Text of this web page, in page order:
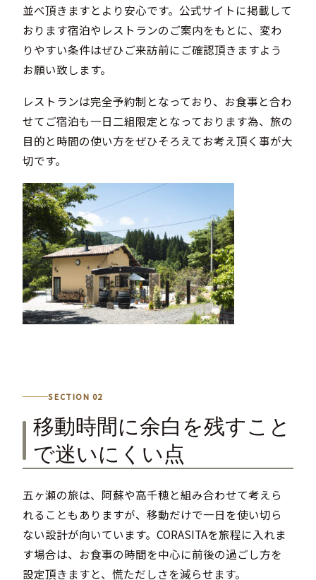
並べ頂きますとより安心です。公式サイトに掲載して
おります宿泊やレストランのご案内をもとに、変わ
りやすい条件はぜひご来訪前にご確認頂きますよう
お願い致します。
レストランは完全予約制となっており、お食事と合わ
せてご宿泊も一日二組限定となっております為、旅の
目的と時間の使い方をぜひそろえてお考え頂く事が大
切です。
SECTION 02
移動時間に余白を残すこと
で迷いにくい点
五ヶ瀬の旅は、阿蘇や高千穂と組み合わせて考えら
れることもありますが、移動だけで一日を使い切ら
ない設計が向いています。CORASITAを旅程に入れま
す場合は、お食事の時間を中心に前後の過ごし方を
設定頂きますと、慌ただしさを減らせます。